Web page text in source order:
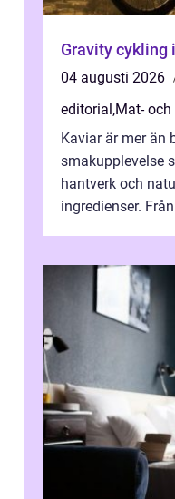
Gravity cykling
04 augusti 2026
editorial,Mat-
Kaviar är mer än
smakupplevelse
hantverk och
ingredienser.